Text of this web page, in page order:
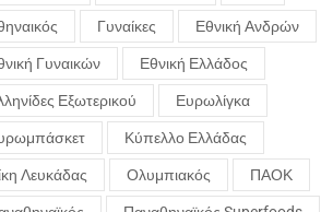
Γυναίκες Εθνική Ανδρών
Γυναικών Εθνική Ελλάδος
Εξωτερικού Ευρωλίγκα
Κύπελλο Ελλάδας
Λευκάδας Ολυμπιακός ΠΑΟΚ